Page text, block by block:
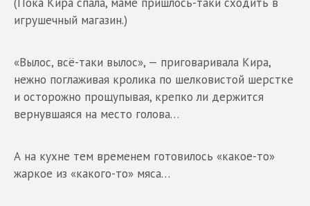
игрушечный магазин.)
«Вылос, всё-таки вылос», — приговаривала Кира,
нежно поглаживая кролика по шелковистой шерстке
и осторожно прощупывая, крепко ли держится
вернувшаяся на место голова…
А на кухне тем временем готовилось «какое-то»
жаркое из «какого-то» мяса…